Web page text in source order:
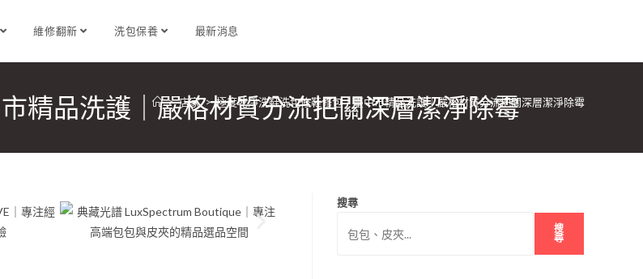
維修翻新 洗包保養 最新消息
精品洗護｜嚴格材質分流把關深層潔淨除霉
> 店家 > 極度乾淨洗鞋洗包修鞋修包｜臺中市精品洗護｜嚴格材質分流把關深層潔淨除霉
搜尋
搜
尋